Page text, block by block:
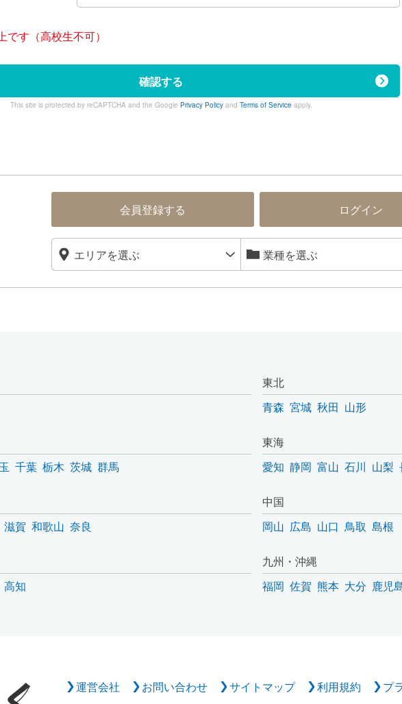
です（高校生不可）
確認する
This site is protected by reCAPTCHA and the Google Privacy Policyand Terms of Serviceapply.
会員登録する ログイン
東北
青森 宮城 秋田 山形
千葉 栃木 茨城 群馬
東海
愛知 静岡 富山 石川 山梨
滋賀 和歌山 奈良
中国
岡山 広島 山口 鳥取 島根
高知
九州・沖縄
福岡 佐賀 熊本 大分 鹿児
運営会社 お問い合わせ サイトマップ 利用規約
プ